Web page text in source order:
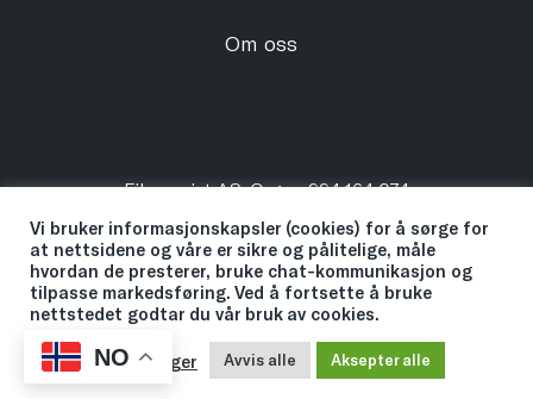
Om oss
Filmassist AS. Orgnr: 994 164 074
©2021 by Filmassist. All rights reserved. |Personvern
Kontakt
Vi bruker informasjonskapsler (cookies) for å sørge for
at nettsidene og våre er sikre og pålitelige, måle
hvordan de presterer, bruke chat-kommunikasjon og
tilpasse markedsføring. Ved å fortsette å bruke
nettstedet godtar du vår bruk av cookies.
Cookie-innstillinger Avvis alle Aksepter alle
NO